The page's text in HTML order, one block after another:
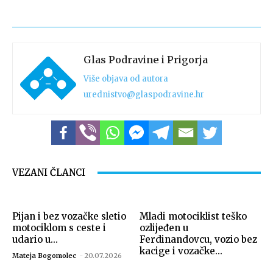
Glas Podravine i Prigorja
Više objava od autora
urednistvo@glaspodravine.hr
VEZANI ČLANCI
Pijan i bez vozačke sletio
motociklom s ceste i
udario u...
Mateja Bogomolec - 20.07.2026
Mladi motociklist teško
ozlijeđen u
Ferdinandovcu, vozio bez
kacige i vozačke...